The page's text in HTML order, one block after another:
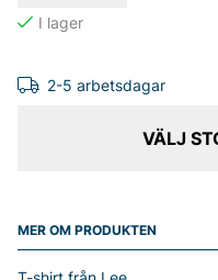
2-5 arbetsdagar
VÄLJ
MER OM PRODUKTEN